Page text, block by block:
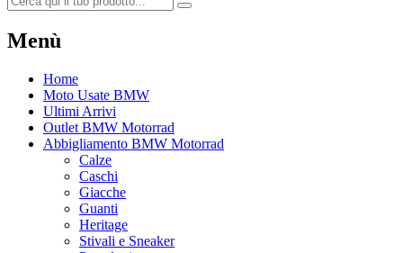
Menù
Home
Moto Usate BMW
Ultimi Arrivi
Outlet BMW Motorrad
Abbigliamento BMW Motorrad
Calze
Caschi
Giacche
Guanti
Heritage
Stivali e Sneaker